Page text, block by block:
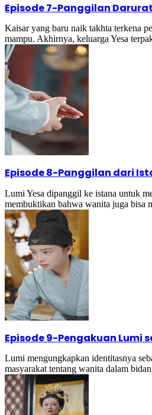
Episode 7-Panggilan
Kaisar yang baru naik takhta terkena
mampu. Akhirnya, keluarga Yesa
Episode 8-Panggilan dari
Lumi Yesa dipanggil ke istana untuk
membuktikan bahwa wanita juga bisa
Episode 9-Pengakuan Lumi
Lumi mengungkapkan identitasnya
masyarakat tentang wanita dalam